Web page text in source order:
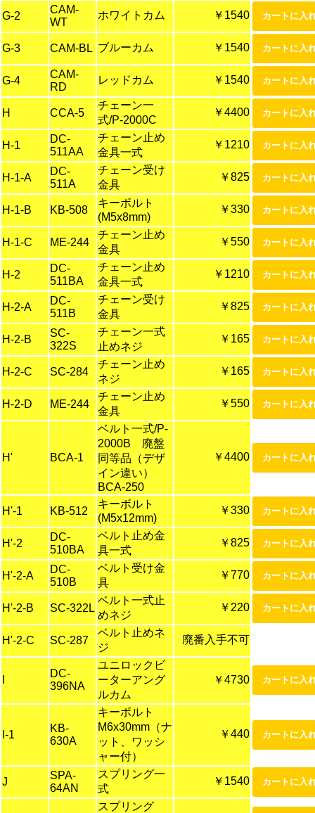
G-2
CAM-
WT
ホワイトカム ￥1540
G-3 CAM-BL ブルーカム ￥1540
G-4
CAM-
RD
レッドカム ￥1540
H CCA-5
チェーン一
式/P-2000C
￥4400
H-1
DC-
511AA
チェーン止め
金具一式
￥1210
H-1-A
DC-
511A
チェーン受け
金具
￥825
H-1-B KB-508
キーボルト
(M5x8mm)
￥330
H-1-C ME-244
チェーン止め
金具
￥550
H-2
DC-
511BA
チェーン止め
金具一式
￥1210
H-2-A
DC-
511B
チェーン受け
金具
￥825
H-2-B
SC-
322S
チェーン一式
止めネジ
￥165
H-2-C SC-284
チェーン止め
ネジ
￥165
H-2-D ME-244
チェーン止め
金具
￥550
H' BCA-1
ベルト一式/P-
2000B 廃盤
同等品（デザ
イン違い）
BCA-250
￥4400
H'-1 KB-512
キーボルト
(M5x12mm)
￥330
H'-2
DC-
510BA
ベルト止め金
具一式
￥825
H'-2-A
DC-
510B
ベルト受け金
具
￥770
H'-2-B SC-322L
ベルト一式止
めネジ
￥220
H'-2-C SC-287
ベルト止めネ
ジ
廃番入手不可
DC-
396NA
ユニロックビ
ーターアング
ルカム
￥4730
I-1
KB-
630A
キーボルト
M6x30mm（ナ
ット、ワッシ
ャー付）
￥440
J
SPA-
64AN
スプリング一
式
￥1540
スプリング